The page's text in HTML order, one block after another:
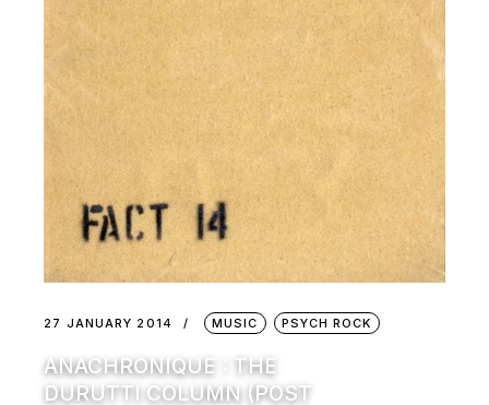
27 JANUARY 2014 MUSIC PSYCH ROCK
ANACHRONIQUE : THE
DURUTTI COLUMN (POST